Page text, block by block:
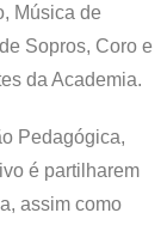
Música de
Sopros, Coro e
da Academia.
Pedagógica,
é partilharem
assim como